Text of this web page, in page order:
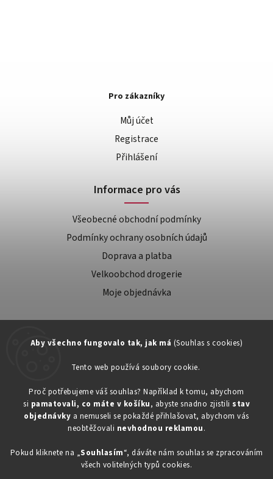
Aby všechno fungovalo tak, jak má (Souhlas s cookies)
Tento web používá soubory cookie.
Proč potřebujeme váš souhlas? Například k tomu, abychom
si pamatovali, co máte v košíku, abyste snadno zjistili stav
objednávky a nemuseli se pokaždé přihlašovat, abychom vás
neobtěžovali nevhodnou reklamou.
Pokud kliknete na „Souhlasím“, dáváte nám souhlas se zpracováním
všech volitelných typů cookies.
734603917
eshop@toner-rl.cz
Pro zákazníky
Můj účet
Registrace
Přihlášení
Informace pro vás
Všeobecné obchodní podmínky
Podmínky ochrany osobních údajů
Doprava a platba
Velkoobchod drogerie
Moje objednávka